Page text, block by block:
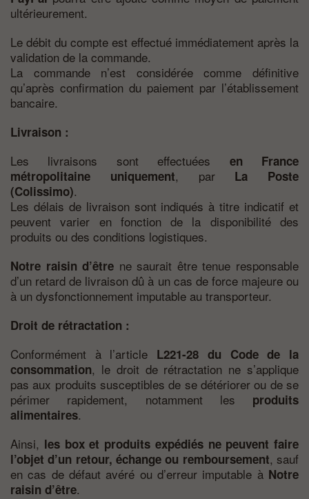
ultérieurement.
Le débit du compte est effectué immédiatement après la
validation de la commande.
La commande n’est considérée comme définitive
qu’après confirmation du paiement par l’établissement
bancaire.
Livraison :
Les livraisons sont effectuées en France
métropolitaine uniquement, par La Poste
(Colissimo).
Les délais de livraison sont indiqués à titre indicatif et
peuvent varier en fonction de la disponibilité des
produits ou des conditions logistiques.
Notre raisin d’être ne saurait être tenue responsable
d’un retard de livraison dû à un cas de force majeure ou
à un dysfonctionnement imputable au transporteur.
Droit de rétractation :
Conformément à l’article L221-28 du Code de la
consommation, le droit de rétractation ne s’applique
pas aux produits susceptibles de se détériorer ou de se
périmer rapidement, notamment les produits
alimentaires.
Ainsi, les box et produits expédiés ne peuvent faire
l’objet d’un retour, échange ou remboursement, sauf
en cas de défaut avéré ou d’erreur imputable à Notre
raisin d’être.